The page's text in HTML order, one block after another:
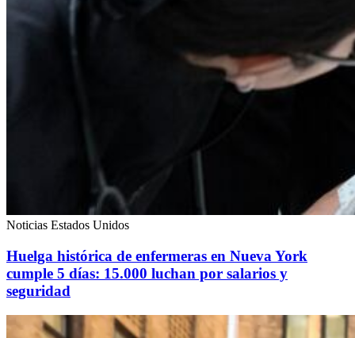
Noticias Estados Unidos
Huelga histórica de enfermeras en Nueva York
cumple 5 días: 15.000 luchan por salarios y
seguridad